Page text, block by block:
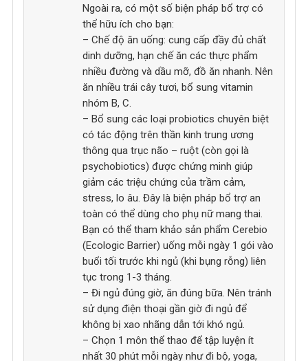
Ngoài ra, có một số biện pháp bổ trợ có
thể hữu ích cho bạn:
– Chế độ ăn uống: cung cấp đầy đủ chất
dinh dưỡng, hạn chế ăn các thực phẩm
nhiều đường và dầu mỡ, đồ ăn nhanh. Nên
ăn nhiều trái cây tươi, bổ sung vitamin
nhóm B, C.
– Bổ sung các loại probiotics chuyên biệt
có tác động trên thần kinh trung ương
thông qua trục não – ruột (còn gọi là
psychobiotics) được chứng minh giúp
giảm các triệu chứng của trầm cảm,
stress, lo âu. Đây là biện pháp bổ trợ an
toàn có thể dùng cho phụ nữ mang thai.
Bạn có thể tham khảo sản phẩm Cerebio
(Ecologic Barrier) uống mỗi ngày 1 gói vào
buổi tối trước khi ngủ (khi bụng rỗng) liên
tục trong 1-3 tháng.
– Đi ngủ đúng giờ, ăn đúng bữa. Nên tránh
sử dụng điện thoại gần giờ đi ngủ để
không bị xao nhãng dẫn tới khó ngủ.
– Chọn 1 môn thể thao để tập luyện ít
nhất 30 phút mỗi ngày như đi bộ, yoga,